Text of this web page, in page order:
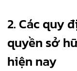
2. Các quy
quyền sở
hiện nay